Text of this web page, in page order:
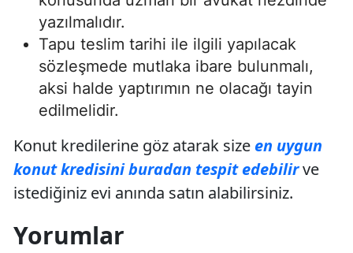
yazılmalıdır.
Tapu teslim tarihi ile ilgili yapılacak
sözleşmede mutlaka ibare bulunmalı,
aksi halde yaptırımın ne olacağı tayin
edilmelidir.
Konut kredilerine göz atarak size en uygun
konut kredisini buradan tespit edebilirve
istediğiniz evi anında satın alabilirsiniz.
Yorumlar